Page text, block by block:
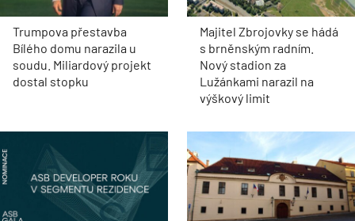
Trumpova přestavba
Bílého domu narazila u
soudu. Miliardový projekt
dostal stopku
Majitel Zbrojovky se hádá
s brněnským radním.
Nový stadion za
Lužánkami narazil na
výškový limit